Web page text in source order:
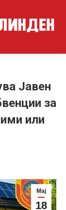
Јавен
за
или
Мај
18